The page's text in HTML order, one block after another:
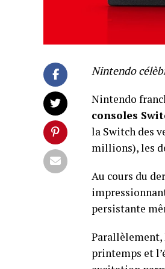
Nintendo
Nintendo
consoles
la Switch des
millions), les
Au cours du
persistante
Parallèlement,
printemps et